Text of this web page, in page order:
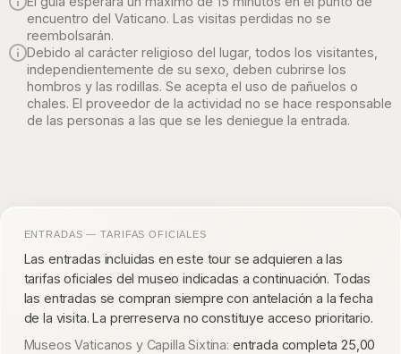
encuentro del Vaticano. Las visitas perdidas no se
reembolsarán.
Debido al carácter religioso del lugar, todos los visitantes,
independientemente de su sexo, deben cubrirse los
hombros y las rodillas. Se acepta el uso de pañuelos o
chales. El proveedor de la actividad no se hace responsable
de las personas a las que se les deniegue la entrada.
ENTRADAS — TARIFAS OFICIALES
Las entradas incluidas en este tour se adquieren a las
tarifas oficiales del museo indicadas a continuación. Todas
las entradas se compran siempre con antelación a la fecha
de la visita. La prerreserva no constituye acceso prioritario.
Museos Vaticanos y Capilla Sixtina: entrada completa 25,00